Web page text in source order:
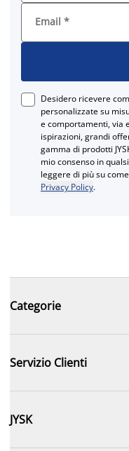
Email *
Desidero ricevere
personalizzate su
e comportamenti, via
ispirazioni, grandi
gamma di prodotti
mio consenso in
leggere di più su
Privacy Policy.
Categorie
Servizio Clienti
JYSK